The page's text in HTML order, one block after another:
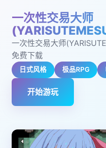
一次性交易大师
一次性交易大师
免费下载
日式风格 极品RPG
开始游玩